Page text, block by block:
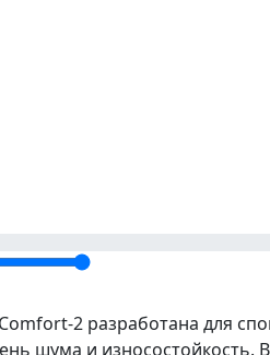
2 разработана для
шума и